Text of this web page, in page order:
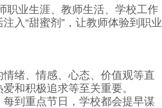
业生涯、教师生活、学校工作
入“甜蜜剂”，让教师体验到职业
绪、情感、心态、价值观等直
和积极追求等至关重要。
到重点节日，学校都会提早谋